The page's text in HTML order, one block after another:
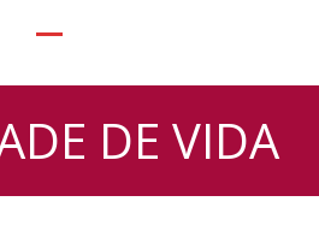
menu
menu DE VIDA